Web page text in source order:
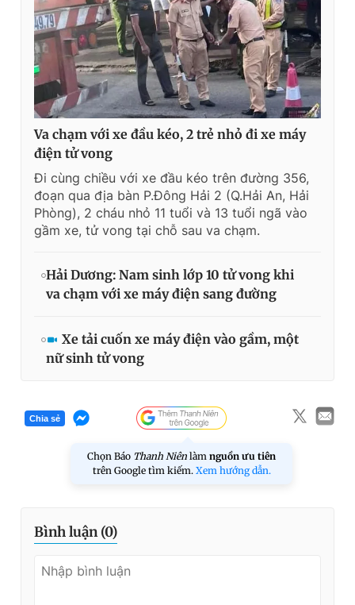
Va chạm với xe đầu kéo, 2 trẻ nhỏ đi xe máy
điện tử vong
Đi cùng chiều với xe đầu kéo trên đường 356,
đoạn qua địa bàn P.Đông Hải 2 (Q.Hải An, Hải
Phòng), 2 cháu nhỏ 11 tuổi và 13 tuổi ngã vào
gầm xe, tử vong tại chỗ sau va chạm.
Hải Dương: Nam sinh lớp 10 tử vong khi
va chạm với xe máy điện sang đường
Xe tải cuốn xe máy điện vào gầm, một
nữ sinh tử vong
Chia sẻ
Chọn Báo Thanh Niên làm nguồn ưu tiên
trên Google tìm kiếm. Xem hướng dẫn.
Bình luận (0)